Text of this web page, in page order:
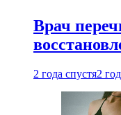
Врач
2 года спустя2